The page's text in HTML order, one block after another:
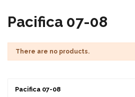
Pacifica 07-08
There are no products.
Pacifica 07-08